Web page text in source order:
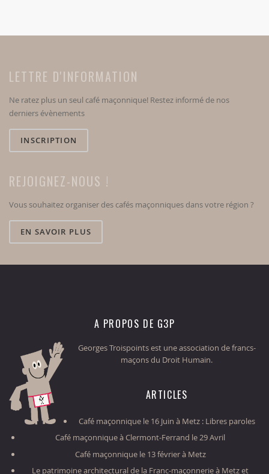
LETTRE D'INFORMATION
Ne ratez plus un seul café maçonnique! Restez informé de nos
derniers évènements
INSCRIPTION
REJOIGNEZ-NOUS !
Vous souhaitez organiser des cafés maçonniques dans votre région ?
EN SAVOIR PLUS
A PROPOS DE G3P
Georges Troispoints est une association de francs-
maçons du Droit Humain.
ARTICLES
Café maçonnique le 16 Juin à Metz : Libres paroles
Café maçonnique à Clermont-Ferrand le 29 Avril
Café maçonnique le 13 février à Metz
Le patrimoine architectural de la Franc-maçonnerie à Metz et